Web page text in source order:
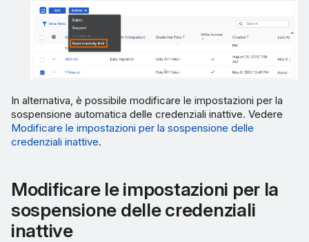
In alternativa, è possibile modificare le impostazioni per la
sospensione automatica delle credenziali inattive. Vedere
Modificare le impostazioni per la sospensione delle
credenziali inattive.
Modificare le impostazioni per la
sospensione delle credenziali
inattive